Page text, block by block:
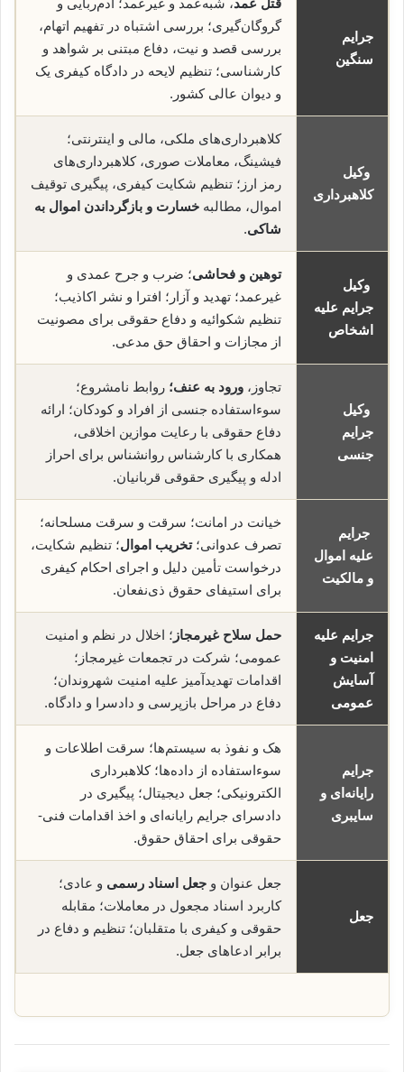
جرایم
سنگین
قتل عمد، شبه‌عمد و غیرعمد؛ آدم‌ربایی و
گروگان‌گیری؛ بررسی اشتباه در تفهیم اتهام،
بررسی قصد و نیت، دفاع مبتنی بر شواهد و
کارشناسی؛ تنظیم لایحه در دادگاه کیفری یک
و دیوان عالی کشور.
وکیل
کلاهبرداری
کلاهبرداری‌های ملکی، مالی و اینترنتی؛
فیشینگ، معاملات صوری، کلاهبرداری‌های
رمز ارز؛ تنظیم شکایت کیفری، پیگیری توقیف
اموال، مطالبه خسارت و بازگرداندن اموال به
شاکی.
وکیل
جرایم علیه
اشخاص
توهین و فحاشی؛ ضرب و جرح عمدی و
غیرعمد؛ تهدید و آزار؛ افترا و نشر اکاذیب؛
تنظیم شکوائیه و دفاع حقوقی برای مصونیت
از مجازات و احقاق حق مدعی.
وکیل
جرایم
جنسی
تجاوز، ورود به عنف؛ روابط نامشروع؛
سوءاستفاده جنسی از افراد و کودکان؛ ارائه
دفاع حقوقی با رعایت موازین اخلاقی،
همکاری با کارشناس روانشناس برای احراز
ادله و پیگیری حقوقی قربانیان.
جرایم
علیه اموال
و مالکیت
خیانت در امانت؛ سرقت و سرقت مسلحانه؛
تصرف عدوانی؛تخریب اموال؛ تنظیم شکایت،
درخواست تأمین دلیل و اجرای احکام کیفری
برای استیفای حقوق ذی‌نفعان.
جرایم علیه
امنیت و
آسایش
عمومی
حمل سلاح غیرمجاز ؛ اخلال در نظم و امنیت
عمومی؛ شرکت در تجمعات غیرمجاز؛
اقدامات تهدیدآمیز علیه امنیت شهروندان؛
دفاع در مراحل بازپرسی و دادسرا و دادگاه.
جرایم
رایانه‌ای و
سایبری
هک و نفوذ به سیستم‌ها؛ سرقت اطلاعات و
سوء‌استفاده از داده‌ها؛ کلاهبرداری
الکترونیکی؛ جعل دیجیتال؛ پیگیری در
دادسرای جرایم رایانه‌ای و اخذ اقدامات فنی-
حقوقی برای احقاق حقوق.
جعل
جعل عنوان و جعل اسناد رسمی و عادی؛
کاربرد اسناد مجعول در معاملات؛ مقابله
حقوقی و کیفری با متقلبان؛ تنظیم و دفاع در
برابر ادعاهای جعل.